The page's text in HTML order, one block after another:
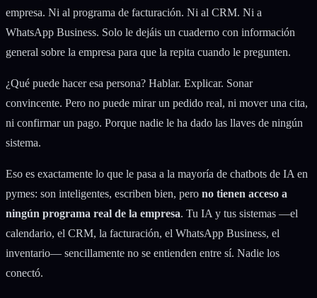
empresa. Ni al programa de facturación. Ni al CRM. Ni a
WhatsApp Business. Solo le dejáis un cuaderno con información
general sobre la empresa para que la repita cuando le pregunten.
¿Qué puede hacer esa persona? Hablar. Explicar. Sonar
convincente. Pero no puede mirar un pedido real, ni mover una cita,
ni confirmar un pago. Porque nadie le ha dado las llaves de ningún
sistema.
Eso es exactamente lo que le pasa a la mayoría de chatbots de IA en
pymes: son inteligentes, escriben bien, pero no tienen acceso a
ningún programa real de la empresa. Tu IA y tus sistemas —el
calendario, el CRM, la facturación, el WhatsApp Business, el
inventario— sencillamente no se entienden entre sí. Nadie los
conectó.